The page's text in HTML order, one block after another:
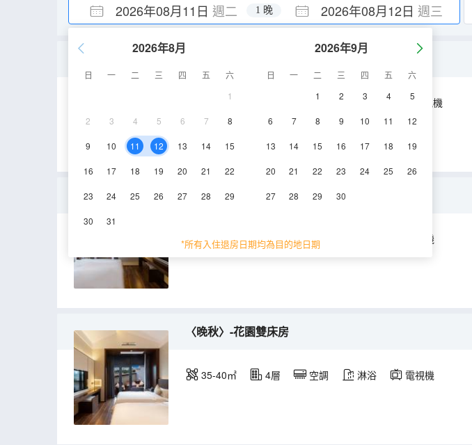
2026年08月11日 週二 2026年08月12日 週三
1 晚
2026年8月
日 一 二 三 四 五
六
1
2 3 4 5 6 7 8
9 10 11 12 13 14 15
16 17 18 19 20 21 22
23 24 25 26 27 28 29
30 31
2026年9月
日 一 二 三 四 五
六
1
2 3 4 5
6 7 8 9 10 11 12
13 14 15 16 17 18 19
20 21 22 23 24 25 26
27 28 29 30
*所有入住退房日期均為目的地日期
35-45㎡ 空調 淋浴 電視機
〈春芳〉-花園大床房
35-45㎡ 4層 空調 電視機
〈晚秋〉-花園雙床房
35-40㎡ 4層 空調 淋浴 電視機